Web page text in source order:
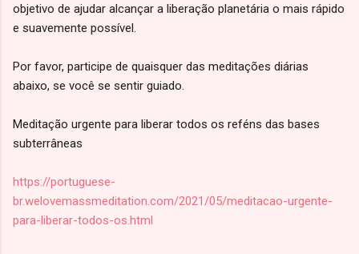
objetivo de ajudar alcançar a liberação planetária o mais rápido
e suavemente possível.
Por favor, participe de quaisquer das meditações diárias
abaixo, se você se sentir guiado.
Meditação urgente para liberar todos os reféns das bases
subterrâneas
https://portuguese-
br.welovemassmeditation.com/2021/05/meditacao-urgente-
para-liberar-todos-os.html